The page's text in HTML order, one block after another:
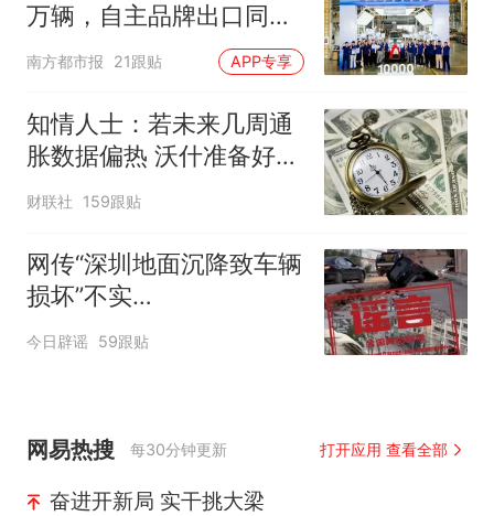
万辆，自主品牌出口同比
增130%
南方都市报 21跟贴 APP专享
知情人士：若未来几周通
胀数据偏热 沃什准备好加
息
财联社 159跟贴
网传“深圳地面沉降致车辆
损坏”不实
（2026·08·06）
今日辟谣 59跟贴
网易热搜 每30分钟更新 打开应用 查看全部
奋进开新局 实干挑大梁